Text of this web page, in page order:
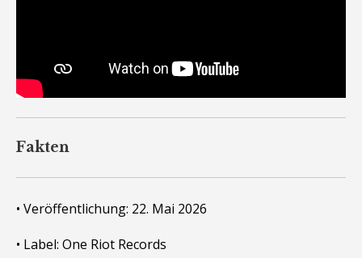
Fakten
• Veröffentlichung: 22. Mai 2026
• Label: One Riot Records